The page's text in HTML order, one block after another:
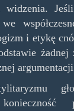
widzenia.
i etykę